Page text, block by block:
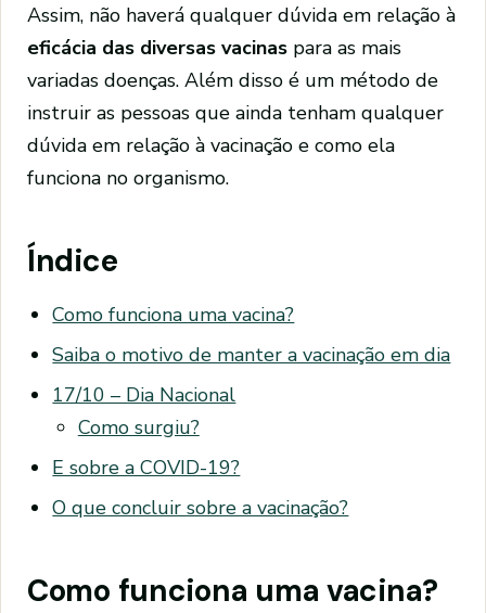
Assim, não haverá qualquer dúvida em relação à
eficácia das diversas vacinas para as mais
variadas doenças. Além disso é um método de
instruir as pessoas que ainda tenham qualquer
dúvida em relação à vacinação e como ela
funciona no organismo.
Índice
Como funciona uma vacina?
Saiba o motivo de manter a vacinação em dia
17/10 – Dia Nacional
Como surgiu?
E sobre a COVID-19?
O que concluir sobre a vacinação?
Como funciona uma vacina?